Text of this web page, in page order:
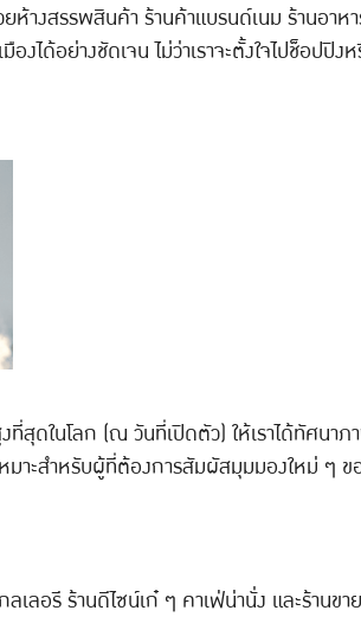
งสรรพสินค้า ร้านค้าแบรนด์เนม ร้านอาหา
ได้อย่างชัดเจน ไม่ว่าเราจะตั้งใจไปช็อปปิง
สุดในโลก (ณ วันที่เปิดตัว) ให้เราได้ทัศนา
าะสำหรับผู้ที่ต้องการสัมผัสมุมมองใหม่ ๆ ข
ลอรี ร้านดีไซน์เก๋ ๆ คาเฟ่น่านั่ง และร้านข